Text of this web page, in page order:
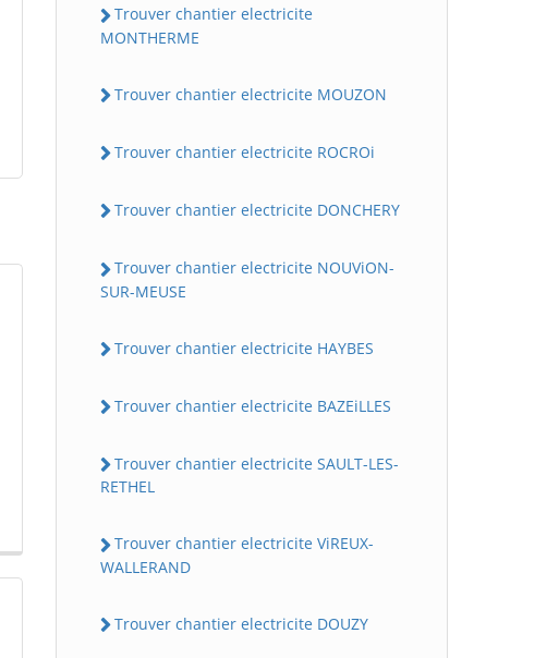
Trouver chantier electricite
MONTHERME
Trouver chantier electricite MOUZON
Trouver chantier electricite ROCROi
Trouver chantier electricite DONCHERY
Trouver chantier electricite NOUViON-
SUR-MEUSE
Trouver chantier electricite HAYBES
Trouver chantier electricite BAZEiLLES
Trouver chantier electricite SAULT-LES-
RETHEL
Trouver chantier electricite ViREUX-
WALLERAND
Trouver chantier electricite DOUZY